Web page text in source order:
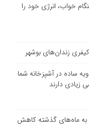
خواب، انرژی خود را
ساده در آشپزخانه شما
زیادی دارند
به ماه‌های گذشته کاهش